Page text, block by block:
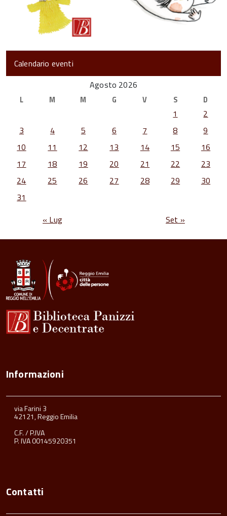
Calendario eventi
Agosto 2026
L M M G V S D
1
2
3
4 5 6 7 8
9
10
11 12 13 14 15
16
17
18 19 20 21 22
23
24
25 26 27 28 29
30
31
« Lug
Set »
Informazioni
via Farini 3
42121, Reggio Emilia
C.F. / P.IVA
P. IVA 00145920351
Contatti